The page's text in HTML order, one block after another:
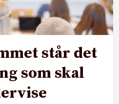
står det
som skal